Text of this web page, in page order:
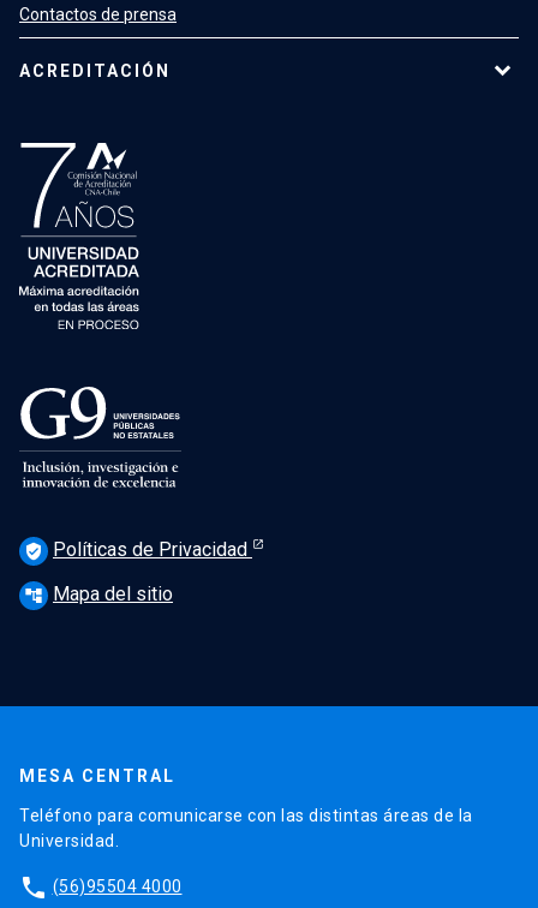
Contactos de prensa
ACREDITACIÓN
verified_user Políticas de Privacidad
account_tree Mapa del sitio
MESA CENTRAL
Teléfono para comunicarse con las distintas áreas de la
Universidad.
phone (56)95504 4000